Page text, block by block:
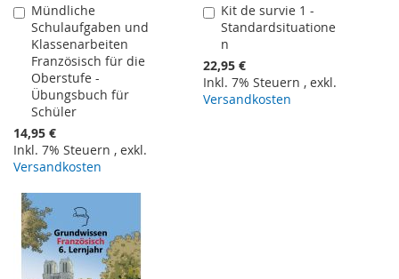
Mündliche
Schulaufgaben und
Klassenarbeiten
Französisch für die
Oberstufe -
Übungsbuch für
Schüler
14,95 €
Inkl. 7% Steuern , exkl.
Versandkosten
In
den
Warenkorb
Kit de survie 1 -
Standardsituatione
n
22,95 €
Inkl. 7% Steuern ,exkl.
Versandkosten
In
den
Warenkorb